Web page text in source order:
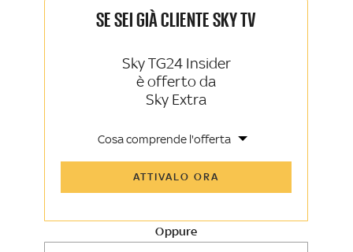
SE SEI GIÀ CLIENTE SKY TV
Sky TG24 Insider
è offerto da
Sky Extra
Cosa comprende l'offerta
Sky Sport Insider
La newsletter esclusiva di Sky TG24
ATTIVALO ORA
Oppure